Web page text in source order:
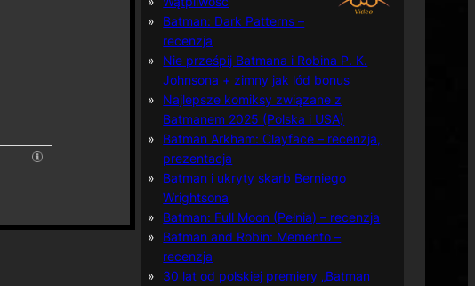
Batman: Dark Patterns –
recenzja
Nie prześpij Batmana i Robina P. K.
Johnsona + zimny jak lód bonus
Najlepsze komiksy związane z
Batmanem 2025 (Polska i USA)
Batman Arkham: Clayface – recenzja,
prezentacja
Batman i ukryty skarb Berniego
Wrightsona
Batman: Full Moon (Pełnia) – recenzja
Batman and Robin: Memento –
recenzja
30 lat od polskiej premiery „Batman